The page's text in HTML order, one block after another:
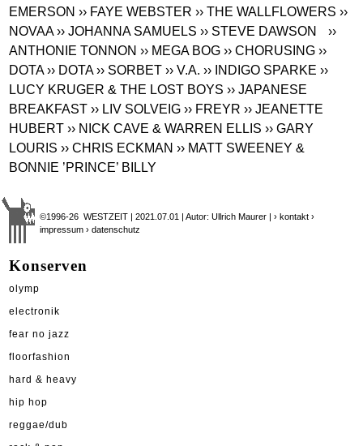
EMERSON ›› FAYE WEBSTER ›› THE WALLFLOWERS ››
NOVAA ›› JOHANNA SAMUELS ›› STEVE DAWSON
››
ANTHONIE TONNON ›› MEGA BOG ›› CHORUSING ››
DOTA ›› DOTA ›› SORBET ›› V.A. ›› INDIGO SPARKE ››
LUCY KRUGER & THE LOST BOYS ›› JAPANESE
BREAKFAST ›› LIV SOLVEIG ›› FREYR ›› JEANETTE
HUBERT ›› NICK CAVE & WARREN ELLIS ›› GARY
LOURIS ›› CHRIS ECKMAN ›› MATT SWEENEY &
BONNIE ’PRINCE’ BILLY
©1996-26 WESTZEIT | 2021.07.01 | Autor: Ullrich Maurer |› kontakt ›
impressum › datenschutz
Konserven
olymp
electronik
fear no jazz
floorfashion
hard & heavy
hip hop
reggae/dub